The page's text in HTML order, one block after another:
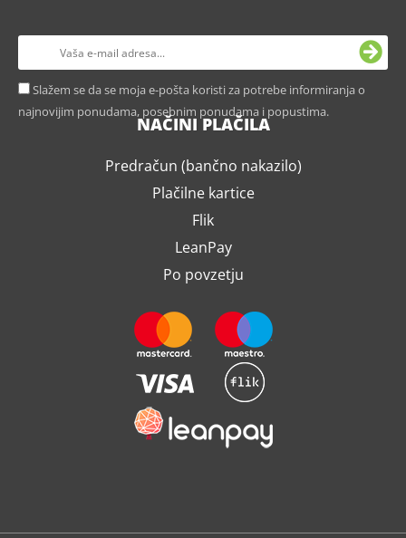
Slažem se da se moja e-pošta koristi za potrebe informiranja o
najnovijim ponudama, posebnim ponudama i popustima.
NAČINI PLAČILA
Predračun (bančno nakazilo)
Plačilne kartice
Flik
LeanPay
Po povzetju